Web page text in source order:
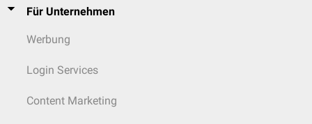
Für Unternehmen
Werbung
Login Services
Content Marketing